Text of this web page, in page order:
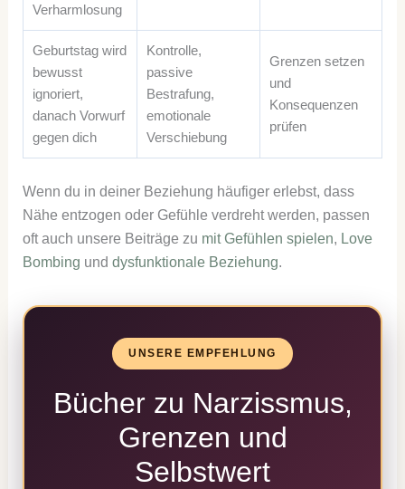
Verharmlosung
Geburtstag wird
bewusst
ignoriert,
danach Vorwurf
gegen dich
Kontrolle,
passive
Bestrafung,
emotionale
Verschiebung
Grenzen setzen
und
Konsequenzen
prüfen
Wenn du in deiner Beziehung häufiger erlebst, dass
Nähe entzogen oder Gefühle verdreht werden, passen
oft auch unsere Beiträge zu mit Gefühlen spielen, Love
Bombing und dysfunktionale Beziehung.
UNSERE EMPFEHLUNG
Bücher zu Narzissmus,
Grenzen und
Selbstwert